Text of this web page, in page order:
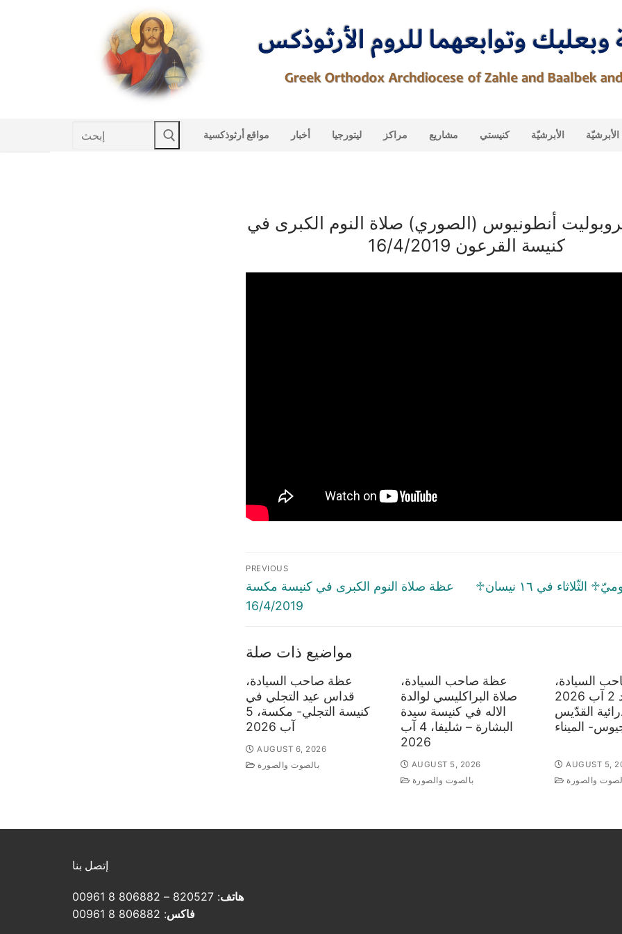
Search
مواقع أرثوذكسية أخبار ليتورجيا مراكز مشاريع كنيستي الأبرشيّة
أنطونيوس (الصوري) صلاة النوم الكبرى في
كنيسة القرعون 16/4/2019
Post
navigation
PREVIOUS
Previous
post:
عظة صلاة النوم الكبرى في كنيسة مكسة
16/4/2019
Next
♱السّنكسار اليَوميّ♱ الثّلاثاء في ١٦ نيسان
مواضيع ذات صلة
عظة صاحب السيادة،
قداس عيد التجلي في
كنيسة التجلي- مكسة، 5
آب 2026
AUGUST 6, 2026
بالصوت والصورة
عظة صاحب السيادة،
صلاة البراكليسي لوالدة
الاله في كنيسة سيدة
البشارة – شليفا، 4 آب
2026
AUGUST 5, 2026
بالصوت والصورة
السيادة،
قداس الأحد 2 آب 2026
القدّيس
الميناء
AUGUST 5,
والصورة
إتصل بنا
هاتف: 820527 – 806882 8 00961
فاكس: 806882 8 00961